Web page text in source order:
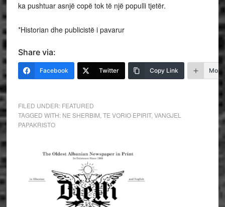
ka pushtuar asnjë copë tok të një populli tjetër.
*Historian dhe publicistë i pavarur
Share via:
Facebook Twitter Copy Link More
FILED UNDER: FEATURED
TAGGED WITH: NE SHERBIM TE VORIO EPIRIT, VANGJEL
PAPAKRISTO